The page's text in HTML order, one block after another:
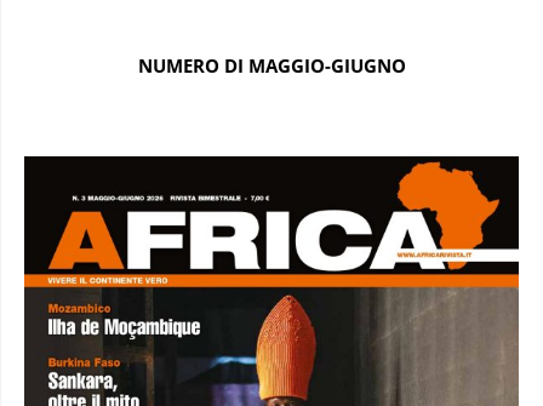
NUMERO DI MAGGIO-GIUGNO